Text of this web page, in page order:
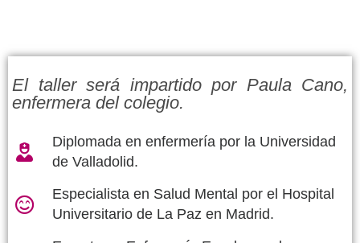
El taller será impartido por Paula Cano,
enfermera del colegio.
Diplomada en enfermería por la Universidad
de Valladolid.
Especialista en Salud Mental por el Hospital
Universitario de La Paz en Madrid.